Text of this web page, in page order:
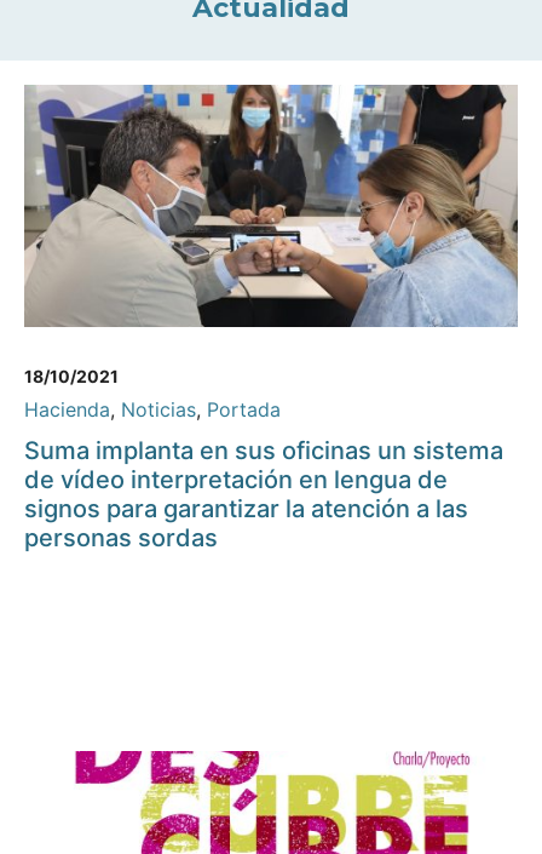
Actualidad
18/10/2021
Hacienda, Noticias, Portada
Suma implanta en sus oficinas un sistema
de vídeo interpretación en lengua de
signos para garantizar la atención a las
personas sordas